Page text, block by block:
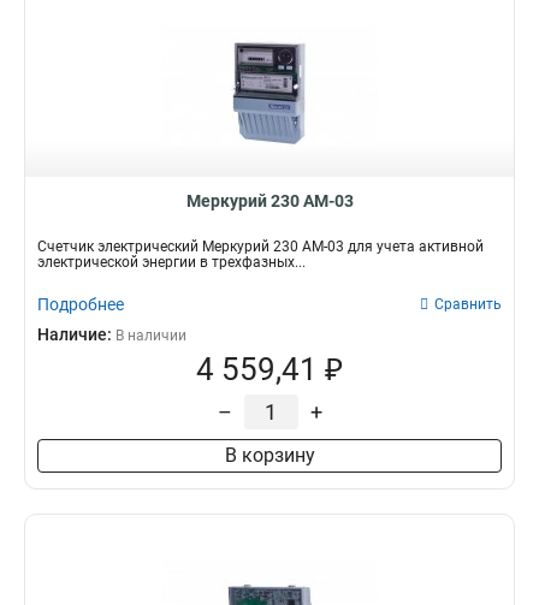
Меркурий 230 АМ-03
Счетчик электрический Меркурий 230 АМ-03 для учета активной
электрической энергии в трехфазных...
Подробнее Сравнить
Наличие: В наличии
4 559,41 ₽
– +
В корзину